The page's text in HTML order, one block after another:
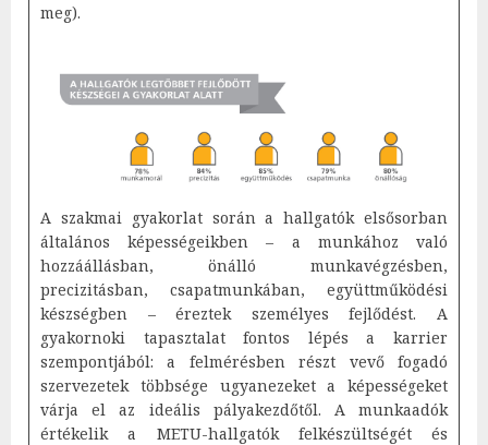
meg).
A szakmai gyakorlat során a hallgatók elsősorban
általános képességeikben – a munkához való
hozzáállásban, önálló munkavégzésben,
precizitásban, csapatmunkában, együttműködési
készségben – éreztek személyes fejlődést. A
gyakornoki tapasztalat fontos lépés a karrier
szempontjából: a felmérésben részt vevő fogadó
szervezetek többsége ugyanezeket a képességeket
várja el az ideális pályakezdőtől. A munkaadók
értékelik a METU-hallgatók felkészültségét és